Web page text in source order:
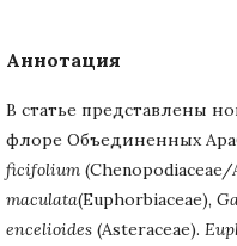
Аннотация
В статье представлены
флоре Объединенных
ficifolium (Chenopodiaceae/
maculata(Euphorbiaceae),
encelioides (Asteraceae).